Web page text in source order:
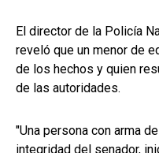
El director de la Policía
reveló que un menor de
de los hechos y quien
de las autoridades.
"Una persona con arma
integridad del senador,